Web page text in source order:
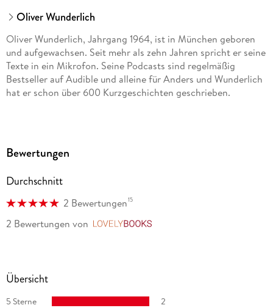
Oliver Wunderlich
Oliver Wunderlich, Jahrgang 1964, ist in München geboren
und aufgewachsen. Seit mehr als zehn Jahren spricht er seine
Texte in ein Mikrofon. Seine Podcasts sind regelmäßig
Bestseller auf Audible und alleine für Anders und Wunderlich
hat er schon über 600 Kurzgeschichten geschrieben.
Bewertungen
Durchschnitt
2 Bewertungen15
2 Bewertungen von
Übersicht
5 Sterne
2